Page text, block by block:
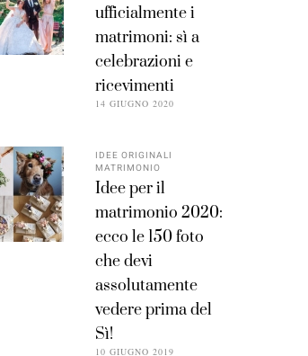
ufficialmente i
matrimoni: sì a
celebrazioni e
ricevimenti
14 GIUGNO 2020
IDEE ORIGINALI
MATRIMONIO
Idee per il
matrimonio 2020:
ecco le 150 foto
che devi
assolutamente
vedere prima del
Sì!
10 GIUGNO 2019